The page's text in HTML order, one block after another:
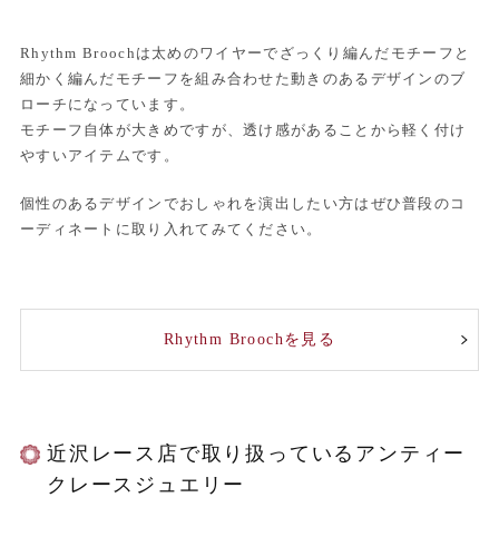
Rhythm Broochは太めのワイヤーでざっくり編んだモチーフと
細かく編んだモチーフを組み合わせた動きのあるデザインのブ
ローチになっています。
モチーフ自体が大きめですが、透け感があることから軽く付け
やすいアイテムです。
個性のあるデザインでおしゃれを演出したい方はぜひ普段のコ
ーディネートに取り入れてみてください。
Rhythm Broochを見る
近沢レース店で取り扱っているアンティー
クレースジュエリー